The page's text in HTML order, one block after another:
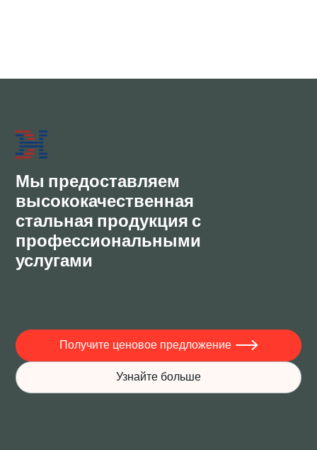
Мы предоставляем
высококачественная
стальная продукция с
профессиональными
услугами
Получите ценовое предложение 
Узнайте больше